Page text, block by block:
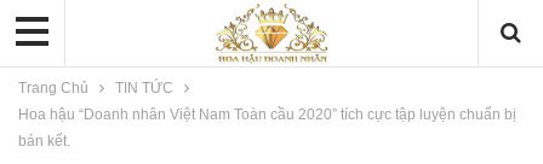
Trang Chủ
TIN TỨC
Hoa hậu “Doanh nhân Việt Nam Toàn cầu 2020” tích cực tập luyện chuẩn bị
bán kết.